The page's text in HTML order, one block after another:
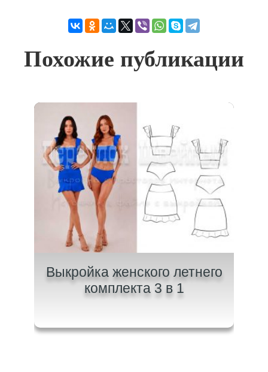
Похожие публикации
Выкройка женского летнего
комплекта 3 в 1